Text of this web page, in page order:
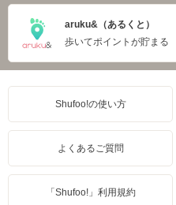
aruku&（あるくと）
歩いてポイントが貯まる
Shufoo!の使い方
よくあるご質問
「Shufoo!」利用規約